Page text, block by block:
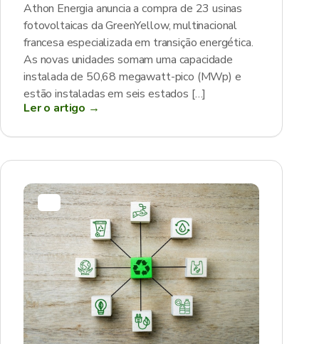
Athon Energia anuncia a compra de 23 usinas
fotovoltaicas da GreenYellow, multinacional
francesa especializada em transição energética.
As novas unidades somam uma capacidade
instalada de 50,68 megawatt-pico (MWp) e
estão instaladas em seis estados […]
Ler o artigo →